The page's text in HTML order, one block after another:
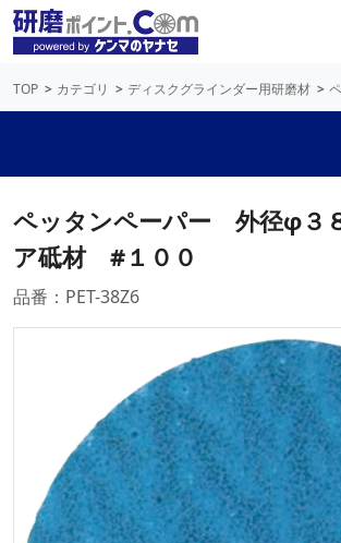
TOP カテゴリ ディスクグラインダー用研磨材
ペッタンペーパー 外径φ３
ア砥材 #１００
品番：PET-38Z6